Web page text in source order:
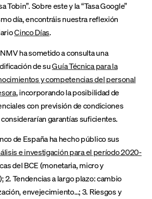
Tobin”. Sobre este y la “Tasa Google”
día, encontráis nuestra reflexión
Cinco Días.
ha sometido a consulta una
de suGuía Técnica para la
y competencias del personal
, incorporando la posibilidad de
con previsión de condiciones
garantías suficientes.
de España ha hecho público sus
e investigación para el período 2020-
del BCE (monetaria, micro y
2. Tendencias a largo plazo: cambio
envejecimiento…; 3. Riesgos y